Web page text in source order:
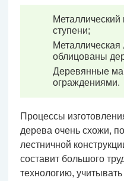
ступени;
Металлическая
облицованы
Деревянные
ограждениями.
Процессы
дерева очень схожи,
лестничной
составит большого
технологию,